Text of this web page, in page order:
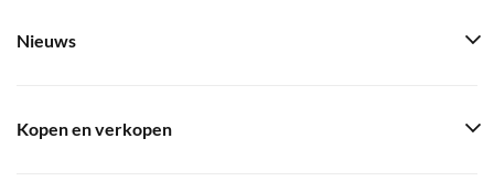
Nieuws
Kopen en verkopen